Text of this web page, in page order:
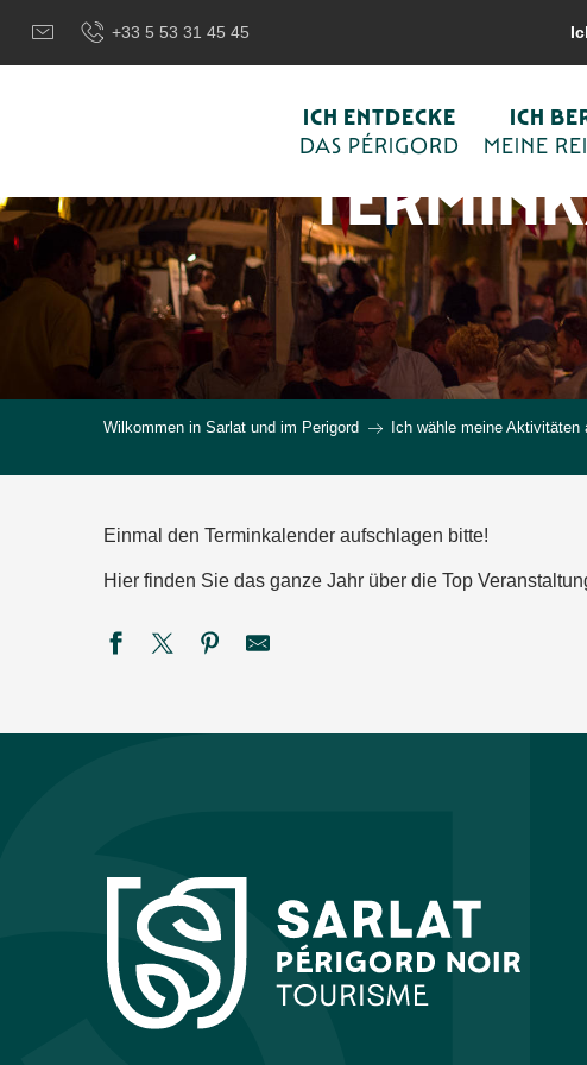
contenu
+33 5 53 31 45 45
ICH ENTDECKE
DAS PÉRIGORD
ICH
MEINE
Wilkommen in Sarlat und im Perigord Ich wähle meine Aktivitäten
Einmal den Terminkalender aufschlagen bitte!
Hier finden Sie das ganze Jahr über die Top
Été actif : Spéléologie
Commerces en Fête
Les Crépusculaires du Château de Salignac
Monster Spectacular - Siorac
44ème Festival du Périgord Noir - Ballaké Sissoko & Vincent Segal
Festival de théâtre baroque L'Oghmac - La Grande Vadrouille
SEMAINE DE LA NUIT - Défi nature à la ferme de Rozel